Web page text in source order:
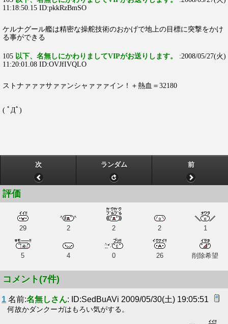
11:18:50.15 ID:pkkRzBmSO
ケルナグール艦は精密な操舵技術のおかげで地上の目標に突撃をかけ
る事ができる
105 以下、名無しにかわりましてVIPがお送りします。
:2008/05/27(火)
11:20:01.08 ID:OVJfIVQLO
ストナァァァサァァンシャァァァイン！＋熱血＝32180
( ﾟДﾟ)
次 ランダム 前
評価
29 2 2 2 1
5 4 0 26 削除希望
コメント(7件)
1 名前:名無しさん: ID:SedBuAVi 2009/05/30(土) 19:05:51
何故かダンクーガはもろい気がする。